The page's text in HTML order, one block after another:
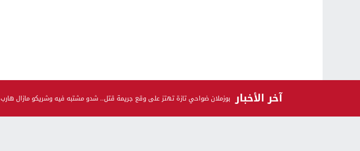
صحة و جمال
آخر الأخبار بوزملان ضواحي تازة تهتز على وقع جريمة قتل.. شدو مشتبه فيه وشريكو مازال هارب